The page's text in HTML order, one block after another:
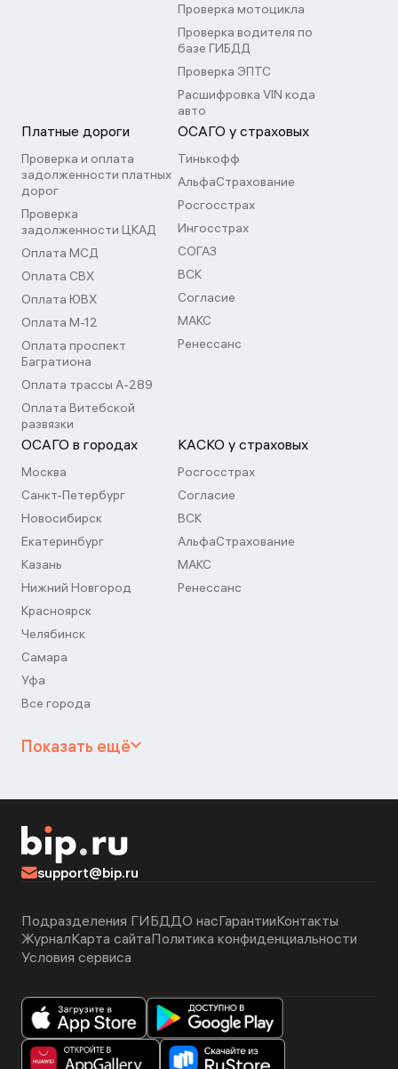
Проверка мотоцикла
Проверка водителя по
базе ГИБДД
Проверка ЭПТС
Расшифровка VIN кода
авто
Платные дороги
Проверка и оплата
задолженности платных
дорог
Проверка
задолженности ЦКАД
Оплата МСД
Оплата СВХ
Оплата ЮВХ
Оплата М-12
Оплата проспект
Багратиона
Оплата трассы А-289
Оплата Витебской
развязки
ОСАГО у страховых
Тинькофф
АльфаСтрахование
Росгосстрах
Ингосстрах
СОГАЗ
ВСК
Согласие
МАКС
Ренессанс
ОСАГО в городах
Москва
Санкт-Петербург
Новосибирск
Екатеринбург
Казань
Нижний Новгород
Красноярск
Челябинск
Самара
Уфа
Все города
КАСКО у страховых
Росгосстрах
Согласие
ВСК
АльфаСтрахование
МАКС
Ренессанс
Показать ещё
support@bip.ru
Подразделения ГИБДДО насГарантииКонтакты
ЖурналКарта сайтаПолитика конфиденциальности
Условия сервиса